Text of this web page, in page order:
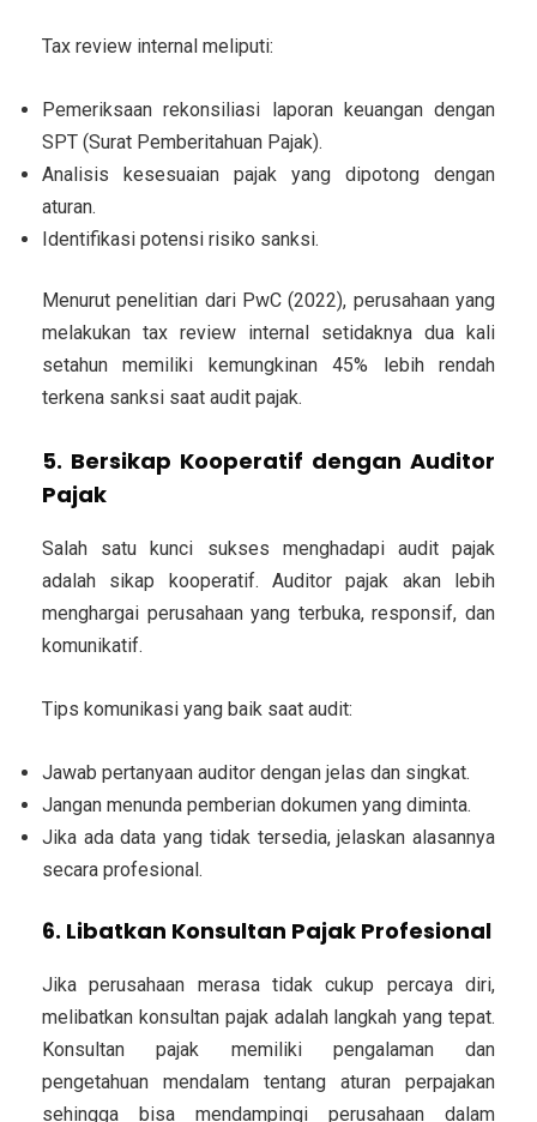
Tax review internal meliputi:
Pemeriksaan rekonsiliasi laporan keuangan dengan
SPT (Surat Pemberitahuan Pajak).
Analisis kesesuaian pajak yang dipotong dengan
aturan.
Identifikasi potensi risiko sanksi.
Menurut penelitian dari PwC (2022), perusahaan yang
melakukan tax review internal setidaknya dua kali
setahun memiliki kemungkinan 45% lebih rendah
terkena sanksi saat audit pajak.
5. Bersikap Kooperatif dengan Auditor
Pajak
Salah satu kunci sukses menghadapi audit pajak
adalah sikap kooperatif. Auditor pajak akan lebih
menghargai perusahaan yang terbuka, responsif, dan
komunikatif.
Tips komunikasi yang baik saat audit:
Jawab pertanyaan auditor dengan jelas dan singkat.
Jangan menunda pemberian dokumen yang diminta.
Jika ada data yang tidak tersedia, jelaskan alasannya
secara profesional.
6. Libatkan Konsultan Pajak Profesional
Jika perusahaan merasa tidak cukup percaya diri,
melibatkan konsultan pajak adalah langkah yang tepat.
Konsultan pajak memiliki pengalaman dan
pengetahuan mendalam tentang aturan perpajakan
sehingga bisa mendampingi perusahaan dalam